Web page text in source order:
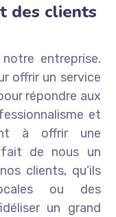
des clients
entreprise.
offrir un service
répondre aux
et
à offrir une
de nous un
clients, qu’ils
ou des
un grand